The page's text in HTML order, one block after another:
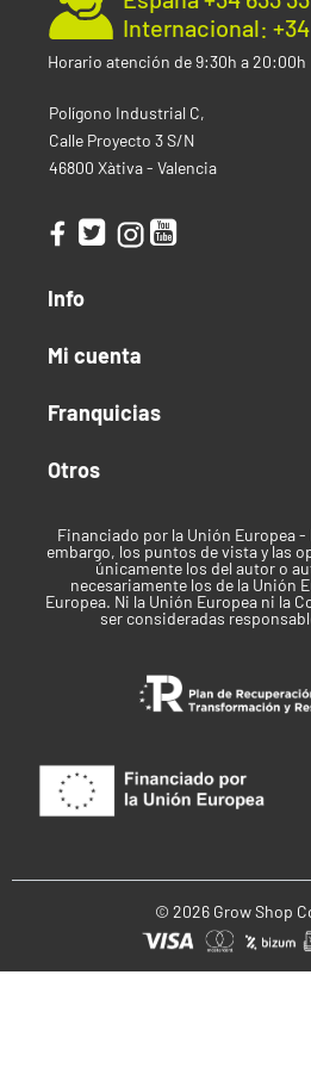
Cualquier duda o consulta que
en contacto con nosotros al +34
o al +34 641 19 18 41 (consultas
info@cogolandia.com o, si
internacional@cogolandia.com y
Internacional: +34
Horario atención de 9:30h a 20:00h
Polígono Industrial C,
Calle Proyecto 3 S/N
46800 Xàtiva - Valencia
Info
Mi cuenta
Franquicias
Otros
Financiado por la Unión Europea -
embargo, los puntos de vista y las
únicamente los del autor o
necesariamente los de la Unión
Europea. Ni la Unión Europea ni la
ser consideradas
© 2026 Grow Shop